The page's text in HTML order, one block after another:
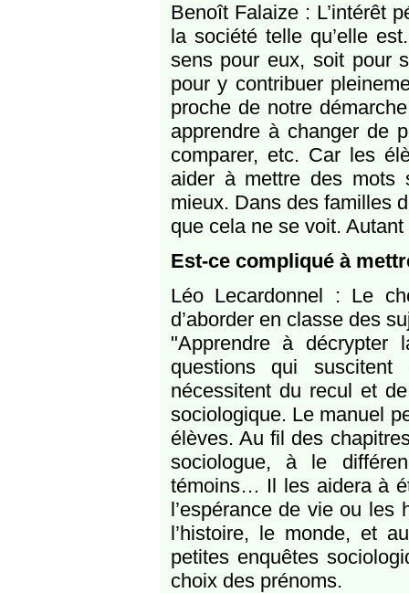
Benoît Falaize : L’intérêt
la société telle qu’elle
sens pour eux, soit pour
pour y contribuer
proche de notre
apprendre à changer de
comparer, etc. Car les
aider à mettre des mots
mieux. Dans des familles
que cela ne se voit.
Est-ce compliqué à
Léo Lecardonnel : Le
d’aborder en classe des
"Apprendre à décrypter
questions qui
nécessitent du recul et
sociologique. Le manuel
élèves. Au fil des
sociologue, à le
témoins… Il les aidera à
l’espérance de vie ou les
l’histoire, le monde, et
petites enquêtes
choix des prénoms.